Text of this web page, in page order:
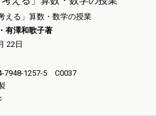
える」算数・数学の授業
有澤和歌子著
22日
7948-1257-5 C0037